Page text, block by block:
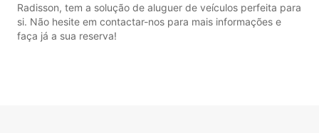
Radisson, tem a solução de aluguer de veículos perfeita para
si. Não hesite em contactar-nos para mais informações e
faça já a sua reserva!